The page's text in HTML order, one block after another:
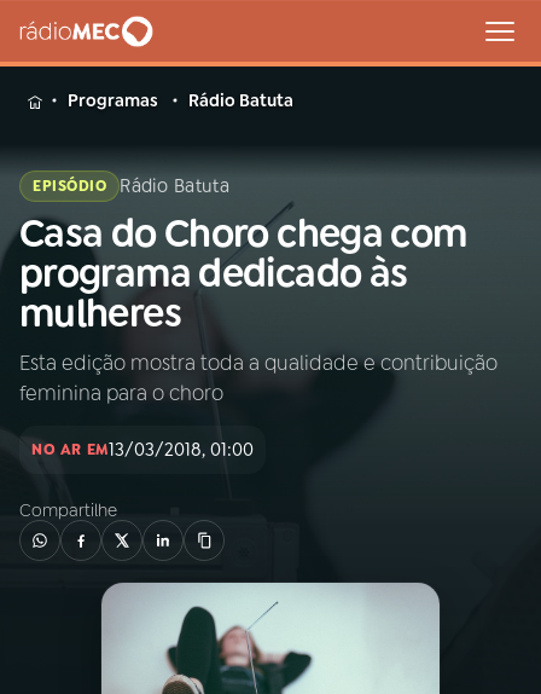
MENU
Buscar
na
Rádio
MEC
Buscar
Início AO VIVO
INÍCIO
02A RÁDIO
PROGRAMAÇÃO
PROGRAMAS
Programas Rádio Batuta
EPISÓDIO Rádio Batuta
Casa do Choro chega com
programa dedicado às
mulheres
Esta edição mostra toda a qualidade e contribuição
feminina para o choro
NO AR EM13/03/2018, 01:00
Compartilhe